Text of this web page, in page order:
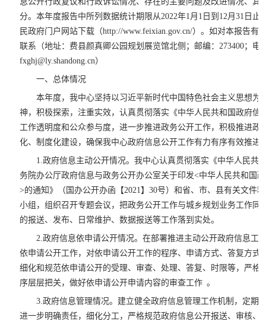
分。本年度报告中所列数据统计期限从2022年1月1日到12月31日
民政府门户网站下载（http://www.feixian.gov.cn/）。如对本报告有
联系（地址：费县颜真卿公园规划展览馆北侧；邮编：273400；电
fxghj@ly.shandong.cn）
一、总体情况
本年度，我中心坚持以习近平新时代中国特色社会主义思想为
神，积极探索，注重实效，认真贯彻落实《中华人民共和国政府信
工作透明度和公众参与度，进一步推进政务公开工作，积极推进政
化、制度化建设，确保我中心政府信息公开工作有力有序有效推进
1.政府信息主动公开情况。我中心认真贯彻落实《中华人民共
务院办公厅政府信息与政务公开办公室关于印发<中华人民共和国
>的通知》（国办公开办函【2021】30号）和省、市、县有关文件
小组，组织召开专题会议，把政务公开工作与城乡规划业务工作同
的报送、发布、日常维护、数据报送等工作落到实处。
2.政府信息依申请公开情况。在部署推进主动公开政府信息工
依申请公开工作，对依申请公开工作的程序、申请方式、答复方式
细化和规范依申请公开的受理、审查、处理、答复、时限等，严格
序层层把关，做好依申请公开申请内容的审查工作 。
3.政府信息管理情况。建立健全政府信息管理工作机制，定期
进一步明确责任，细化分工，严格规范政府信息公开报送、审核、